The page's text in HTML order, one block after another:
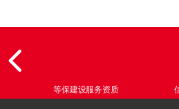
等保建设服务资质